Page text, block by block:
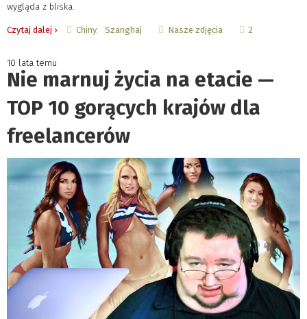
wygląda z bliska.
Czytaj dalej › Chiny Szanghaj Nasze zdjęcia 2
10 lata temu
Nie marnuj życia na etacie —
TOP 10 gorących krajów dla
freelancerów